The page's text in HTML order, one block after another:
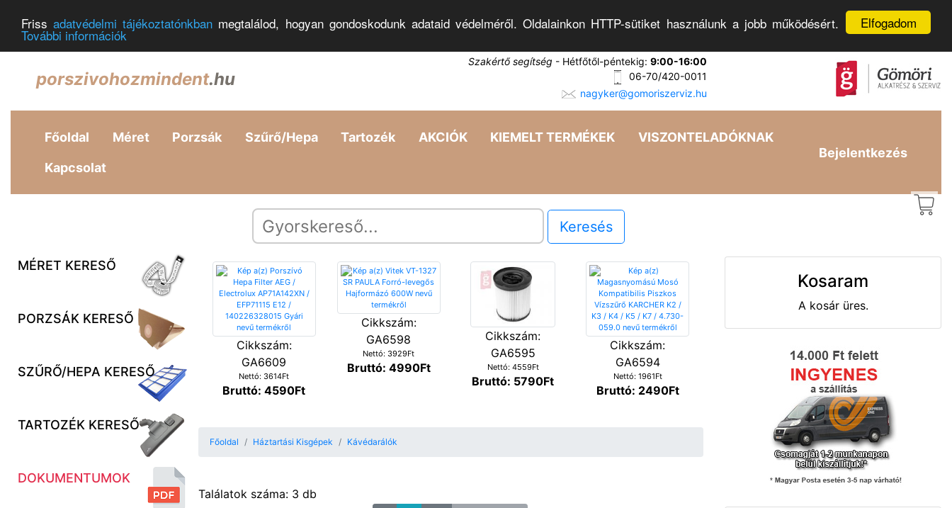
Elfogadom
Frissadatvédelmi tájékoztatónkban megtalálod, hogyan gondoskodunk adataid védelméről. Oldalainkon HTTP-sütiket használunk a jobb működésért.
További információk
porszivohozmindent.hu
Szakértő segítség - Hétfőtől-péntekig: 9:00-16:00
06-70/420-0011
nagyker@gomoriszerviz.hu
Főoldal Méret Porzsák Szűrő/Hepa Tartozék AKCIÓK KIEMELT TERMÉKEK VISZONTELADÓKNAK
Kapcsolat
Bejelentkezés
Keresés
MÉRET KERESŐ
PORZSÁK KERESŐ
SZŰRŐ/HEPA KERESŐ
TARTOZÉK KERESŐ
DOKUMENTUMOK
Cikkszám:
GA6609
Nettó: 3614Ft
Bruttó: 4590Ft
Cikkszám:
GA6598
Nettó: 3929Ft
Bruttó: 4990Ft
Cikkszám:
GA6595
Nettó: 4559Ft
Bruttó: 5790Ft
Cikkszám:
GA6594
Nettó: 1961Ft
Bruttó: 2490Ft
Főoldal Háztartási Kisgépek Kávédarálók
Találatok száma: 3 db
Kosaram
A kosár üres.